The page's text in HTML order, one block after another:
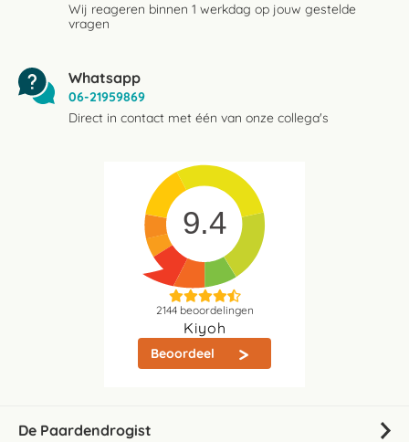
Wij reageren binnen 1 werkdag op jouw gestelde
vragen
Whatsapp
06-21959869
Direct in contact met één van onze collega's
9.4
2144beoordelingen
Kiyoh
Beoordeel
De Paardendrogist